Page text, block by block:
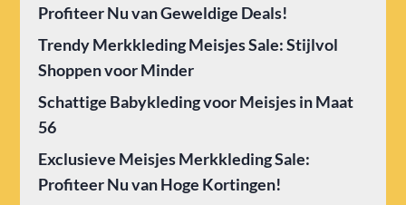
Profiteer Nu van Geweldige Deals!
Trendy Merkkleding Meisjes Sale: Stijlvol
Shoppen voor Minder
Schattige Babykleding voor Meisjes in Maat
56
Exclusieve Meisjes Merkkleding Sale:
Profiteer Nu van Hoge Kortingen!